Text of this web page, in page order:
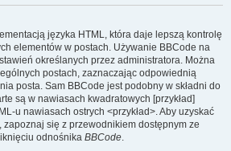
języka HTML, która daje lepszą kontrolę
elementów w postach. Używanie BBCode na
określanych przez administratora. Można
postach, zaznaczając odpowiednią
posta. Sam BBCode jest podobny w składni do
są w nawiasach kwadratowych [przykład]
u nawiasach ostrych <przykład>. Aby uzyskać
się z przewodnikiem dostępnym ze
odnośnika BBCode.